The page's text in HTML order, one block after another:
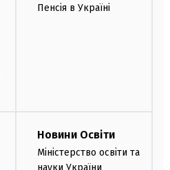
Пенсія в Україні
Новини Освіти
Міністерство освіти та
науки України